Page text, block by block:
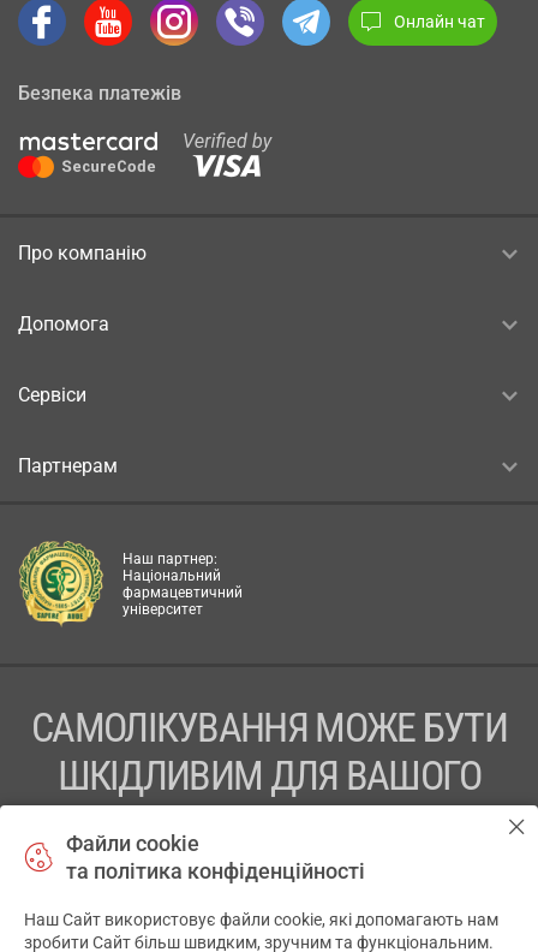
Онлайн чат
Безпека платежів
Про компанію
Допомога
Сервіси
Партнерам
Наш партнер:
Національний
фармацевтичний
університет
САМОЛІКУВАННЯ МОЖЕ БУТИ
ШКІДЛИВИМ ДЛЯ ВАШОГО
ПЕРЕД ЗАСТОСУВАННЯМ ПРЕПАРАТУ ПРОКОНСУЛЬТУЙТЕСЬ
Файли cookie
та політика конфіденційності
Наш Сайт використовує файли cookie, які допомагають нам
зробити Сайт більш швидким, зручним та функціональним.
✕